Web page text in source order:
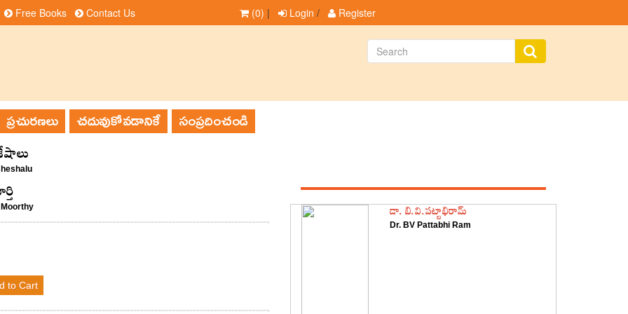
Free Books Contact Us (0) | Login / Register
ప్రచురణలు చదువుకోవడానికే సంప్రదించండి
to Cart
డా. బి.వి.పట్టాభిరామ్
Dr. BV Pattabhi Ram